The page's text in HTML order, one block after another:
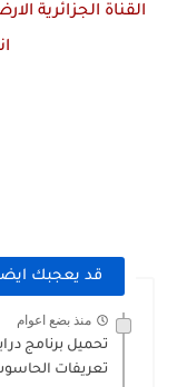
القناة الجزائرية
قد يعجبك
منذ بضع اعوام
تعريفات